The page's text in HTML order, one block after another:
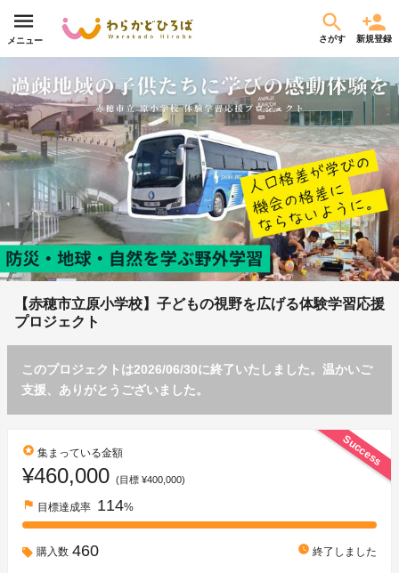
メニュー さがす 新規登録
【赤穂市立原小学校】子どもの視野を広げる体験学習応援
プロジェクト
このプロジェクトは2026/06/30に終了いたしました。温かいご
支援、ありがとうございました。
Success
stars 集まっている金額
¥460,000 (目標 ¥400,000)
flag 目標達成率 114%
購入数 460 watch_later 終了しました